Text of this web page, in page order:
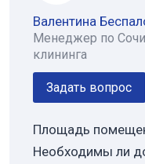
Валентина
Менеджер по Сочи
клининга
Задать вопрос
Площадь
Необходимы ли